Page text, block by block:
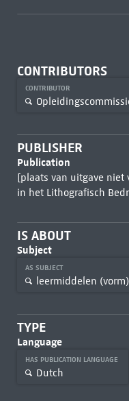
CONTRIBUTORS
CONTRIBUTOR
PUBLISHER
Publication
[plaats van uitgave niet
in het Lithografisch
IS ABOUT
Subject
AS SUBJECT
leermiddelen (vorm)
TYPE
Language
HAS PUBLICATION LANGUAGE
Dutch